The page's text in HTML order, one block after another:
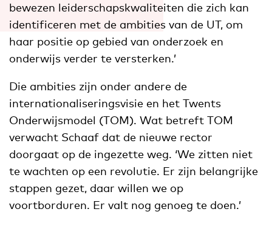
bewezen leiderschapskwaliteiten die zich kan
identificeren met de ambities van de UT, om
haar positie op gebied van onderzoek en
onderwijs verder te versterken.’
Die ambities zijn onder andere de
internationaliseringsvisie en het Twents
Onderwijsmodel (TOM). Wat betreft TOM
verwacht Schaaf dat de nieuwe rector
doorgaat op de ingezette weg. ‘We zitten niet
te wachten op een revolutie. Er zijn belangrijke
stappen gezet, daar willen we op
voortborduren. Er valt nog genoeg te doen.’